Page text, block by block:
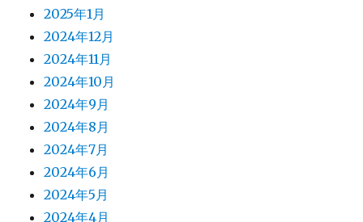
2025年1月
2024年12月
2024年11月
2024年10月
2024年9月
2024年8月
2024年7月
2024年6月
2024年5月
2024年4月